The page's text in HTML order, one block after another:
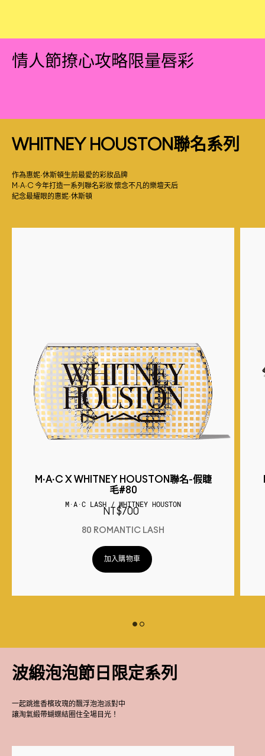
情人節撩心攻略限量唇彩
WHITNEY HOUSTON聯名系列
作為惠妮·休斯頓生前最愛的彩妝品牌
M·A·C 今年打造一系列聯名彩妝 懷念不凡的樂壇天后
紀念最耀眼的惠妮·休斯頓
M·A·C X WHITNEY HOUSTON聯名-假睫
毛#80
M·A·C LASH / WHITNEY HOUSTON
NT$700
80 ROMANTIC LASH
加入購物車
波緞泡泡節日限定系列
一起跳進香檳玫瑰的飄浮泡泡派對中
讓淘氣緞帶蝴蝶結圈住全場目光！